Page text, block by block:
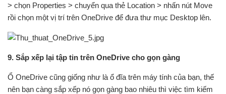
> chọn Properties > chuyển qua thẻ Location > nhấn nút Move
rồi chọn một vị trí trên OneDrive để đưa thư mục Desktop lên.
9. Sắp xếp lại tập tin trên OneDrive cho gọn gàng
Ổ OneDrive cũng giống như là ổ đĩa trên máy tính của bạn, thế
nên bạn càng sắp xếp nó gọn gàng bao nhiêu thì việc tìm kiếm